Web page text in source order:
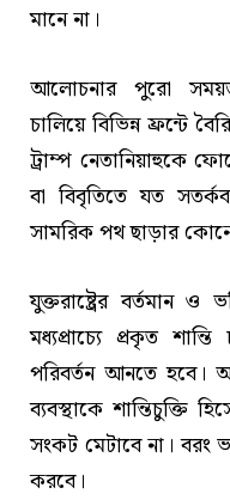
মানে না।
আলোচনার পুরো
চালিয়ে বিভিন্ন ফ্রন্টে
ট্রাম্প নেতানিয়াহুকে
বা বিবৃতিতে যত
সামরিক পথ ছাড়ার
যুক্তরাষ্ট্রের বর্তমান
মধ্যপ্রাচ্যে প্রকৃত
পরিবর্তন আনতে হবে।
ব্যবস্থাকে শান্তিচুক্তি
সংকট মেটাবে না। বরং
করবে।